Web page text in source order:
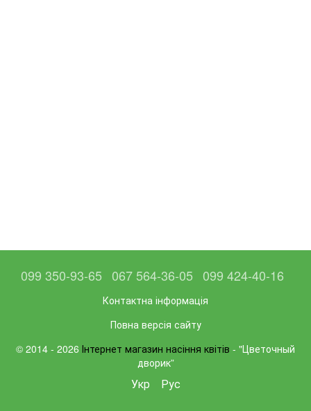
099 350-93-65 067 564-36-05 099 424-40-16
Контактна інформація
Повна версія сайту
© 2014 - 2026 Інтернет магазин насіння квітів - "Цветочный
дворик”
Укр Рус